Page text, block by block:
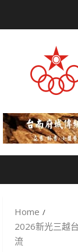
Home
2026新光三越
流